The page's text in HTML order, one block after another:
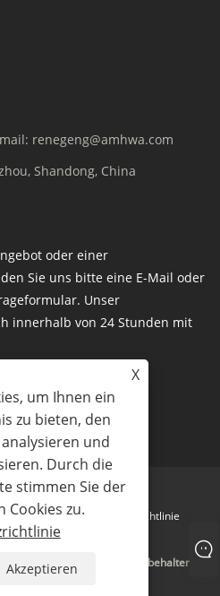
renegeng@amhwa.com
Shandong, China
oder einer
Sie uns bitte eine E-Mail oder
Unser
innerhalb von 24 Stunden mit
RSS XML Datenschutzrichtlinie
Co., Ltd. Alle Rechte vorbehalten
X
um Ihnen ein
zu bieten, den
und
Durch die
stimmen Sie der
Cookies zu.
Akzeptieren